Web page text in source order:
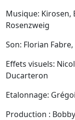
Musique: Kirosen,
Rosenzweig
Son: Florian
Effets visuels:
Ducarteron
Etalonnage:
Production :